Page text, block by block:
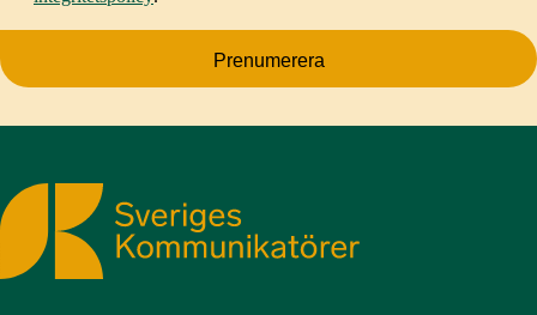
Prenumerera
Sveriges Kommunikatörer